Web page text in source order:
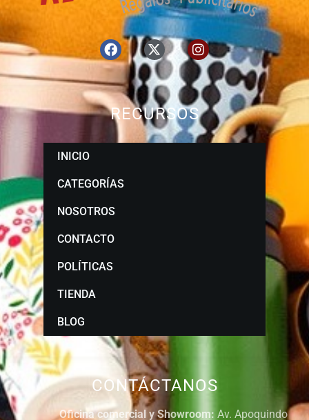
CONTÁCTANOS
Oficina comercial y Showroom: Av. Apoquindo
RECURSOS
INICIO
CATEGORÍAS
NOSOTROS
CONTACTO
POLÍTICAS
TIENDA
BLOG